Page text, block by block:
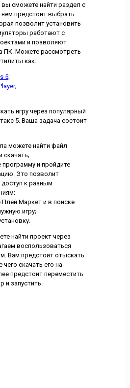
сможете найти раздел с
предстоит выбрать
позволит установить
работают с
и позволяют
ПК. Можете рассмотреть
как:
5;
;
игру через популярный
5. Ваша задача состоит
можете найти файл
скачать;
программу и пройдите
Это позволит
доступ к разным
Плей Маркет и в поиске
игру;
найти проект через
воспользоваться
Вам предстоит отыскать
скачать его на
предстоит переместить
и запустить.